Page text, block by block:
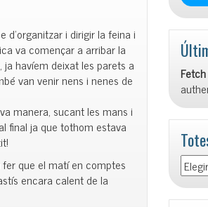
d’organitzar i dirigir la feina i
va començar a arribar la
havíem deixat les parets a
van venir nens i nenes de
manera, sucant les mans i
final ja que tothom estava
fer que el matí en comptes
encara calent de la
Totes
les